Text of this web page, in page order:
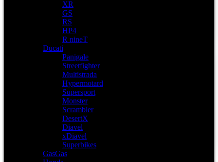
XR
GS
RS
HP4
R nineT
Ducati
Panigale
Streetfighter
Multistrada
Hypermotard
Supersport
Monster
Scrambler
DesertX
Diavel
xDiavel
Superbikes
GasGas